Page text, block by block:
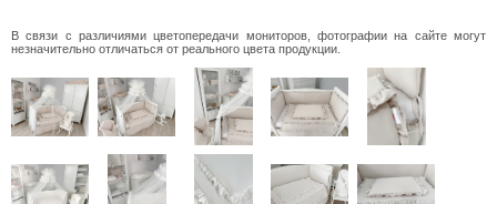
В связи с различиями цветопередачи мониторов, фотографии на сайте могут
незначительно отличаться от реального цвета продукции.